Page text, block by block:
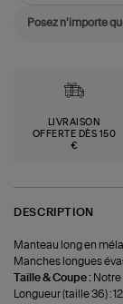
LIVRAISON
OFFERTE DÈS 150
€
DESCRIPTION
Manteau long en
Manches longues
Taille & Coupe :
Longueur (taille 36) :